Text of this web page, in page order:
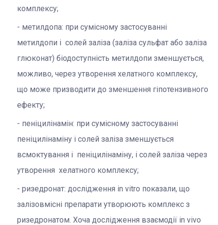
комплексу;
метилдопа: при сумісному застосуванні
метилдопи і солей заліза (заліза сульфат або заліза
глюконат) біодоступність метилдопи зменшується,
можливо, через утворення хелатного комплексу,
що може призводити до зменшення гіпотензивного
ефекту;
пеніцилінамін: при сумісному застосуванні
пеніцилінаміну і солей заліза зменшується
всмоктування і пеніцилінаміну, і солей заліза через
утворення хелатного комплексу;
ризедронат: дослідження in vitro показали, що
залізовмісні препарати утворюють комплекс з
ризедронатом. Хоча дослідження взаємодії in vivo